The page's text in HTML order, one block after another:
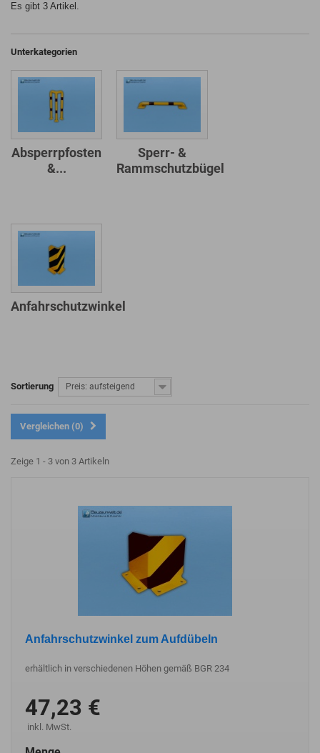
Es gibt 3 Artikel.
Unterkategorien
Absperrpfosten
&...
Sperr- &
Rammschutzbügel
Anfahrschutzwinkel
Sortierung Preis: aufsteigend
Vergleichen (0)
Zeige 1 - 3 von 3 Artikeln
Anfahrschutzwinkel zum Aufdübeln
erhältlich in verschiedenen Höhen gemäß BGR 234
47,23 €
inkl. MwSt.